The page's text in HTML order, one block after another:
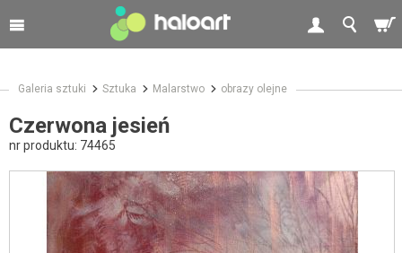
Galeria sztuki Sztuka Malarstwo obrazy olejne
Czerwona jesień
nr produktu: 74465